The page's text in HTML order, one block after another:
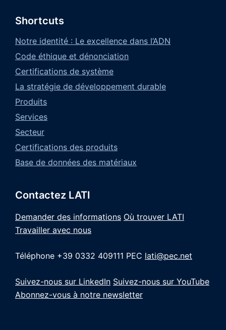
Shortcuts
Notre identité : Le excellence dans l’ADN
Code éthique et dénonciation
Certifications de système
La stratégie de développement durable
Produits
Services
Secteur
Certifications des produits
Base de données des matériaux
Contactez LATI
Demander des informations Où trouver LATI
Travailler avec nous
Téléphone +39 0332 409111 PEC lati@pec.net
Suivez-nous sur LinkedIn Suivez-nous sur YouTube
Abonnez-vous à notre newsletter